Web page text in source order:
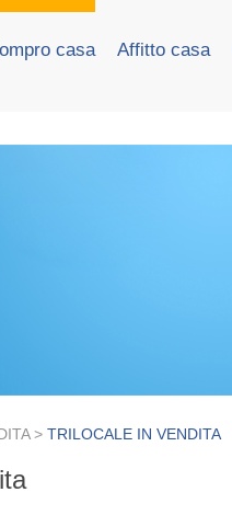
casa Affitto casa
> TRILOCALE IN VENDITA